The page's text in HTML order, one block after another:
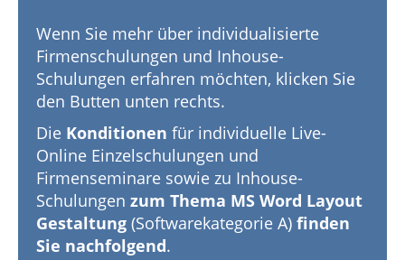
Wenn Sie mehr über individualisierte
Firmenschulungen und Inhouse-
Schulungen erfahren möchten, klicken Sie
den Butten unten rechts.
Die Konditionen für individuelle Live-
Online Einzelschulungen und
Firmenseminare sowie zu Inhouse-
Schulungen zum Thema MS Word Layout
Gestaltung (Softwarekategorie A) finden
Sie nachfolgend.